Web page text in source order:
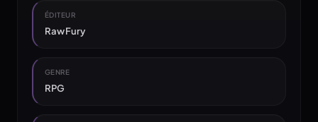
ÉDITEUR
Raw Fury
GENRE
RPG